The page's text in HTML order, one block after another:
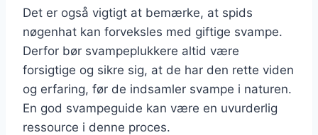
Det er også vigtigt at bemærke, at spids
nøgenhat kan forveksles med giftige svampe.
Derfor bør svampeplukkere altid være
forsigtige og sikre sig, at de har den rette viden
og erfaring, før de indsamler svampe i naturen.
En god svampeguide kan være en uvurderlig
ressource i denne proces.